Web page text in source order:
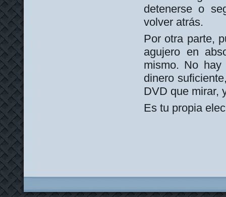
detenerse o
volver atrás.
Por otra parte,
agujero en
mismo. No hay
dinero
DVD que mirar,
Es tu propia